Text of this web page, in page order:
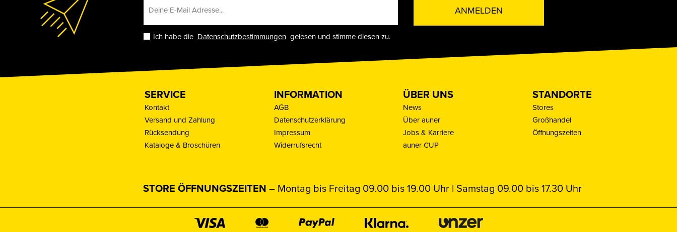
Ich habe die Datenschutzbestimmungengelesen und stimme diesen zu.
ANMELDEN
SERVICE
Kontakt
Versand und Zahlung
Rücksendung
Kataloge & Broschüren
INFORMATION
AGB
Datenschutzerklärung
Impressum
Widerrufsrecht
ÜBER UNS
News
Über auner
Jobs & Karriere
auner CUP
STANDORTE
Stores
Großhandel
Öffnungszeiten
STORE ÖFFNUNGSZEITEN – Montag bis Freitag 09.00 bis 19.00 Uhr | Samstag 09.00 bis 17.30 Uhr